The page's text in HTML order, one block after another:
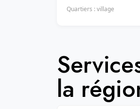
Quartiers : village
la